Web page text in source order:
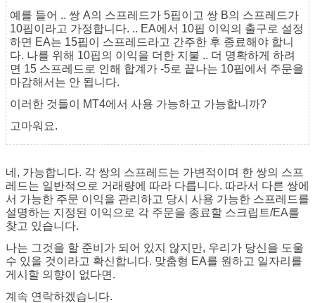
예를 들어 .. 쌍 A의 스프레드가 5핍이고 쌍 B의 스프레드가
10핍이라고 가정합니다. .. EA에서 10핍 이익의 출구로 설정
하면 EA는 15핍이 스프레드라고 간주한 후 종료해야 합니
다. 나를 위해 10핍의 이익을 더한 지불 .. 더 명확하게 하려
면 15 스프레드로 인해 합계가 -5로 끝나는 10핍에서 주문을
마감해서는 안 됩니다.
이러한 것들이 MT4에서 사용 가능하고 가능합니까?
고마워요.
네, 가능합니다. 각 쌍의 스프레드는 가변적이며 한 쌍의 스프
레드는 일반적으로 거래량에 따라 다릅니다. 따라서 다른 쌍에
서 가능한 주문 이익을 관리하고 당시 사용 가능한 스프레드를
설명하는 지정된 이익으로 각 주문을 종료할 스크립트/EA를
찾고 있습니다.
나는 그것을 할 준비가 되어 있지 않지만, 우리가 당신을 도울
수 있을 것이라고 확신합니다. 맞춤형 EA를 원하고 일자리를
게시할 의향이 없다면.
계속 연락하겠습니다.